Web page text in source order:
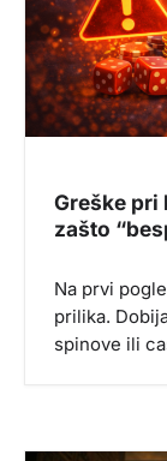
Greške pri
zašto
Na prvi
prilika.
spinove ili